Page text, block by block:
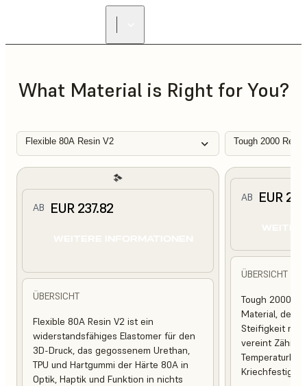
What Material is Right for You?
Flexible 80A Resin V2 Tough 2000
AB EUR 237.82
ÜBERSICHT
Flexible 80A Resin V2 ist ein
widerstandsfähiges Elastomer für den
3D-Druck, das gegossenem Urethan,
TPU und Hartgummi der Härte 80A in
Optik, Haptik und Funktion in nichts
AB EUR
ÜBERSICHT
Tough 2000
Material,
Steifigkeit mit
vereint